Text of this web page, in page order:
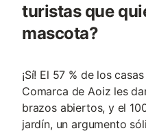
turistas que
mascota?
¡Sí! El 57 % de los
Comarca de Aoiz les
brazos abiertos, y el
jardín, un argumento